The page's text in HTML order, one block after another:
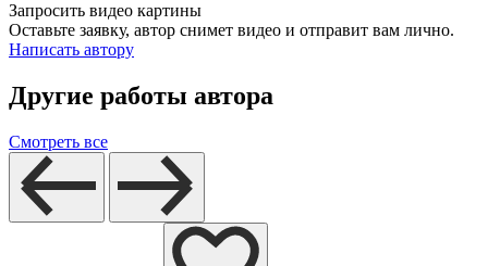
Запросить видео картины
Оставьте заявку, автор снимет видео и отправит вам лично.
Написать автору
Другие работы автора
Смотреть все